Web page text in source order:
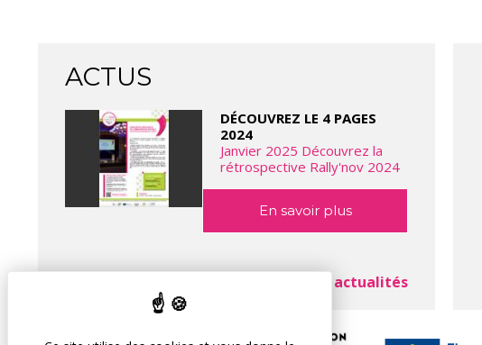
ACTUS
DÉCOUVREZ LE 4 PAGES
2024
Janvier 2025 Découvrez la
rétrospective Rally'nov 2024
En savoir plus
toutes les actualités